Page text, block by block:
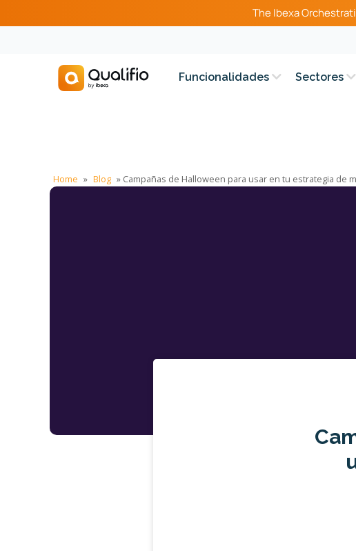
The Ibexa
Funcionalidades Sectores
Home » Blog » Campañas de Halloween para usar en tu estrategia de